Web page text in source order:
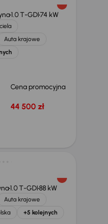
1.0 T-GDI74 kW
Auta krajowe
Cena promocyjna
44 500 zł
1.0 T-GDI88 kW
Auta krajowe
+5 kolejnych